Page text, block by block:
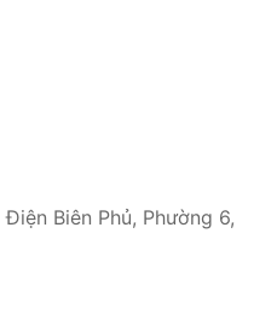
Điện Biên Phủ, Phường 6,